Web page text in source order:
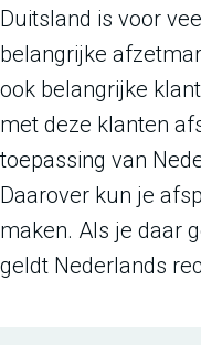
Duitsland is voor
belangrijke
ook belangrijke
met deze klanten
toepassing van
Daarover kun je
maken. Als je daar
geldt Nederlands